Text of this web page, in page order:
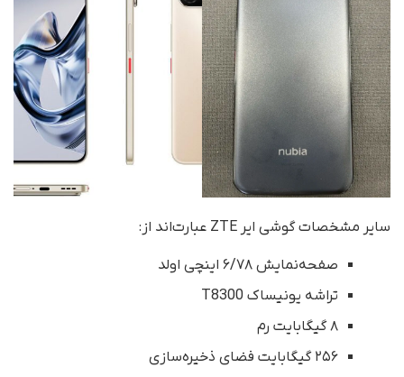
سایر مشخصات گوشی ایر ZTE عبارت‌اند از:
صفحه‌نمایش ۶/۷۸ اینچی اولد
تراشه یونیساک T8300
۸ گیگابایت رم
۲۵۶ گیگابایت فضای ذخیره‌سازی